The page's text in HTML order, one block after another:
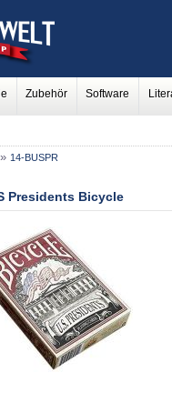
Zubehör Software
» 14-BUSPR
Presidents Bicycle